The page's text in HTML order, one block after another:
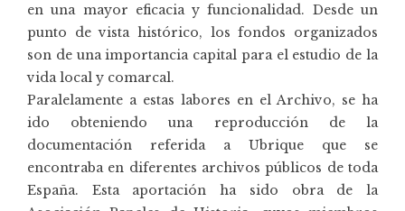
en una mayor eficacia y funcionalidad. Desde un
punto de vista histórico, los fondos organizados
son de una importancia capital para el estudio de la
vida local y comarcal.
Paralelamente a estas labores en el Archivo, se ha
ido obteniendo una reproducción de la
documentación referida a Ubrique que se
encontraba en diferentes archivos públicos de toda
España. Esta aportación ha sido obra de la